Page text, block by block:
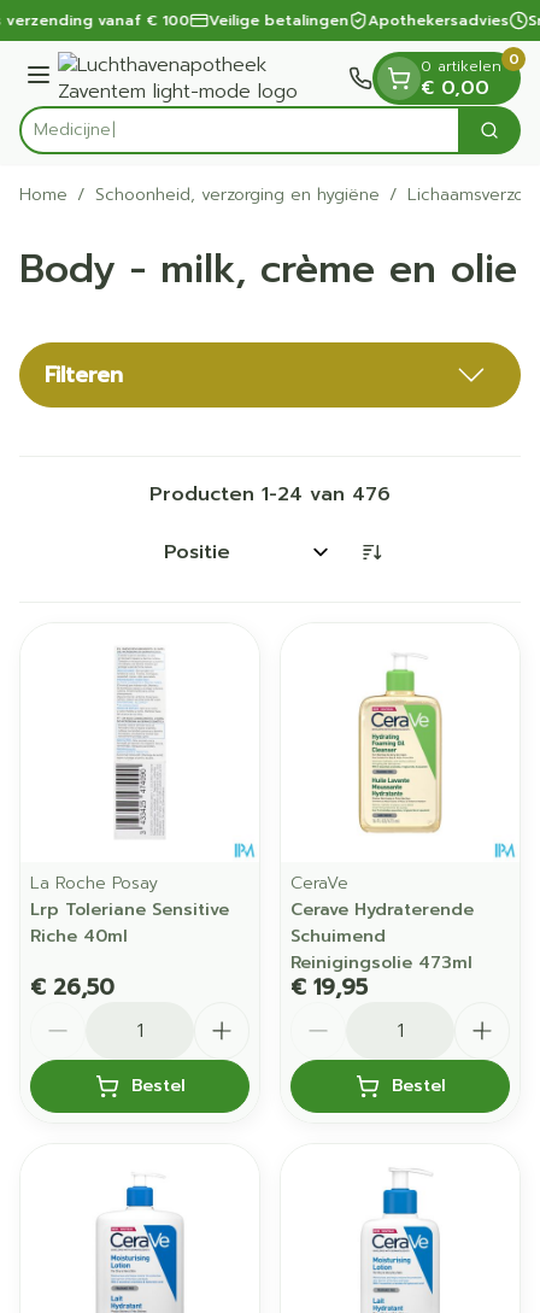
Ga naar de inhoud
1 van 1 vanaf € 100 Veilige betalingen Apothekersadvies
Menu
Product, merk, categorie...
Zoek
0 artikelen
€ 0,00
0
Home / Schoonheid, verzorging en hygiëne /
Body - milk, crème en olie
Filteren
Producten 1-24 van 476
Sorteer op:
La Roche Posay
Lrp Toleriane Sensitive
Riche 40ml
€ 26,50
Bestel
CeraVe
Cerave Hydraterende
Schuimend
Reinigingsolie 473ml
€ 19,95
Bestel